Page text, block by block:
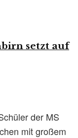
setzt auf
der MS
mit großem